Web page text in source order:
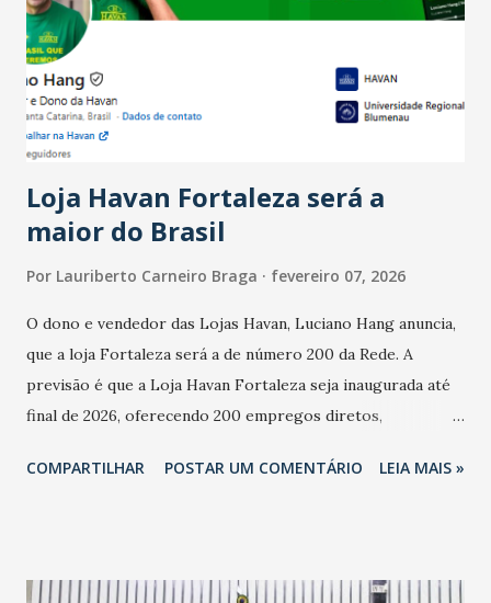
bares e restaurantes operaram com lucro e outros 40%
registraram equilíbrio financeiro. Já o percentual de
estabelecimentos no prejuízo ficou em 19%, pouco abaixo
do observado no mês anterior. Outros 1% não existiam em
novembro. Em relação a outubro, o faturamento também
cresceu. De acordo com a pesquisa, 44% dos n...
Loja Havan Fortaleza será a
maior do Brasil
Por Lauriberto Carneiro Braga fevereiro 07, 2026
O dono e vendedor das Lojas Havan, Luciano Hang anuncia,
que a loja Fortaleza será a de número 200 da Rede. A
previsão é que a Loja Havan Fortaleza seja inaugurada até
final de 2026, oferecendo 200 empregos diretos,
Havan Fortaleza ainda não foi anunciada oficialmente, mas
COMPARTILHAR POSTAR UM COMENTÁRIO LEIA MAIS »